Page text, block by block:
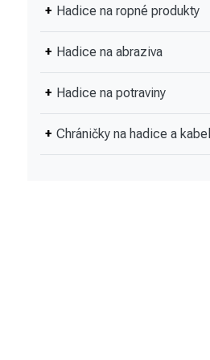
Hadice na ropné produkty
Hadice na abraziva
Hadice na potraviny
Chráničky na hadice a